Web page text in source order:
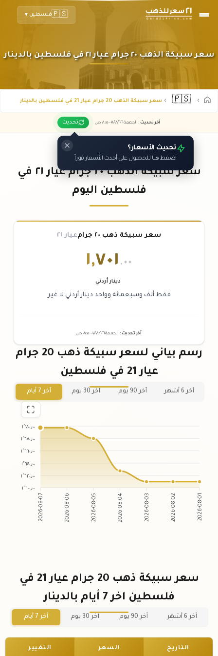
🇵🇸فلسطين ▼
سعر سبيكة الذهب ٢٠ جرام عيار ٢١ في فلسطين بالدينار
🇵🇸 سعر سبيكة الذهب 20 جرام عيار 21 في فلسطين بالدينار
آخر تحديث : الجمعة ٠٧ /٠٨/٢٠٢٦ - ٠٨:٠٥ ص تحديث
تحديث الأسعار؟
اضغط هنا للحصول على أحدث الأسعار فوراً
سعر سبيكة الذهب ٢٠ جرام عيار ٢١ في
فلسطين اليوم
سعر سبيكة ذهب ٢٠ جرام عيار ٢١
١,٧٠١ .٠٠
دينار أردني
فقط ألف وسبعمائة وواحد دينار أردني لا غير
آخر تحديث : الجمعة ٠٧ /٠٨/٢٠٢٦ - ٠٨:٠٥ ص
رسم بياني لسعر سبيكة ذهب 20 جرام
عيار 21 في فلسطين
آخر 6 أشهر آخر 90 يوم آخر 30 يوم آخر 7 أيام
١٬٧٠٠٫٠٠
١٬٦٨٠٫٠٠
١٬٦٦٠٫٠٠
١٬٦٤٠٫٠٠
١٬٦٢٠٫٠٠
١٬٦٠٠٫٠٠
2026-08-07 2026-08-06 2026-08-05 2026-08-04 2026-08-03 2026-08-02 2026-08-01
سعر سبيكة ذهب 20 جرام عيار 21 في
فلسطين اخر 7 أيام بالدينار
آخر 6 أشهر آخر 90 يوم آخر 30 يوم آخر 7 أيام
التاريخ السعر التغيير